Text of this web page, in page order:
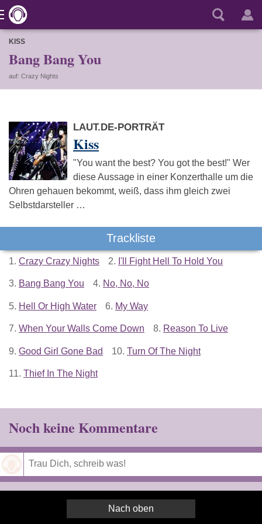
KISS
Bang Bang You
auf: Crazy Nights
LAUT.DE-PORTRÄT
Kiss
"You want the best? You got the best!" Wer
diese Aussage in einer Konzerthalle um die
Ohren gehauen bekommt, weiß, dass ihm gleich zwei
Selbstdarsteller …
Trackliste
1. Crazy Crazy Nights 2. I'll Fight Hell To Hold You
3. Bang Bang You 4. No, No, No
5. Hell Or High Water 6. My Way
7. When Your Walls Come Down 8. Reason To Live
9. Good Girl Gone Bad 10. Turn Of The Night
11. Thief In The Night
Noch keine Kommentare
Nach oben